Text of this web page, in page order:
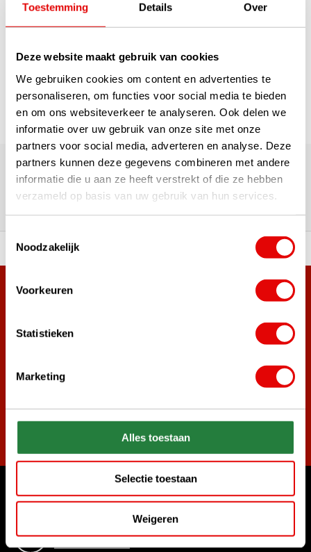
Toestemming Details Over
Deze website maakt gebruik van cookies
We gebruiken cookies om content en advertenties te
personaliseren, om functies voor social media te bieden
en om ons websiteverkeer te analyseren. Ook delen we
informatie over uw gebruik van onze site met onze
partners voor social media, adverteren en analyse. Deze
partners kunnen deze gegevens combineren met andere
informatie die u aan ze heeft verstrekt of die ze hebben
verzameld op basis van uw gebruik van hun services.
Toestemmingsselectie
Noodzakelijk
Voorkeuren
Statistieken
Marketing
Alles toestaan
Selectie toestaan
Weigeren
Über 180.000 Kunden | Über 5.000 Bewertungen | Trusted
Shops, TrustPilot, Google
Bewertungen: Das sagen unsere
Kunden
an Top-Marken! Vor 15:00 Uhr bestellt,
Mehr als 38.000 Kunden haben sich bereits
Melde dich für den Newsletter an und verpasse nie wieder
Womit können wir Ihnen helfen?